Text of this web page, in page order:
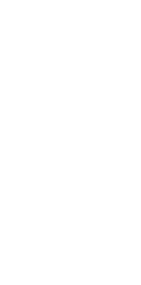
à Ayden pour son message sur
de la Femme